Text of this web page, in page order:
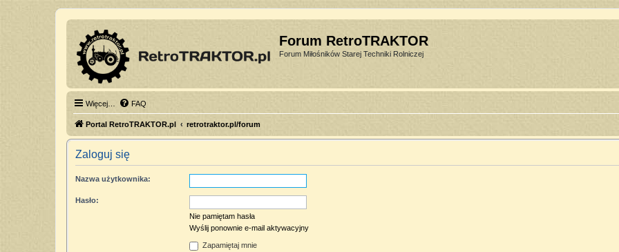
Forum RetroTRAKTOR
Forum Miłośników Starej Techniki Rolniczej
Więcej… FAQ
Portal RetroTRAKTOR.pl retrotraktor.pl/forum
Zaloguj się
Nazwa użytkownika:
Hasło:
Nie pamiętam hasła
Wyślij ponownie e-mail aktywacyjny
Zapamiętaj mnie